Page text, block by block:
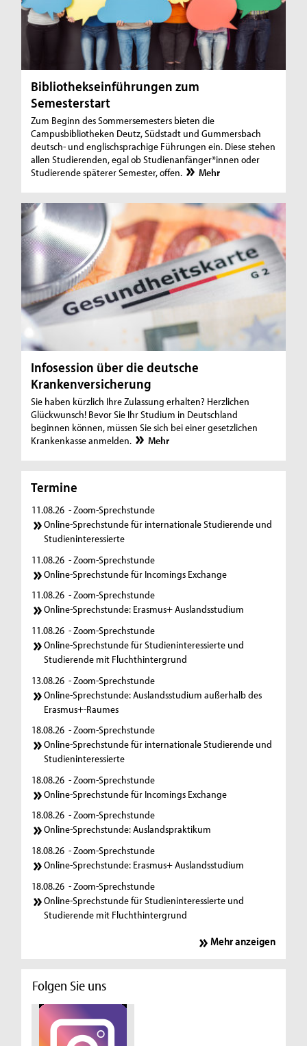
Bibliothekseinführungen zum
Semesterstart
Zum Beginn des Sommersemesters bieten die
Campusbibliotheken Deutz, Südstadt und Gummersbach
deutsch- und englischsprachige Führungen ein. Diese stehen
allen Studierenden, egal ob Studienanfänger*innen oder
Studierende späterer Semester, offen.
Mehr
Infosession über die deutsche
Krankenversicherung
Sie haben kürzlich Ihre Zulassung erhalten? Herzlichen
Glückwunsch! Bevor Sie Ihr Studium in Deutschland
beginnen können, müssen Sie sich bei einer gesetzlichen
Krankenkasse anmelden.
Mehr
Termine
11.08.26 - Zoom-Sprechstunde
Online-Sprechstunde für internationale Studierende und
Studieninteressierte
11.08.26 - Zoom-Sprechstunde
Online-Sprechstunde für Incomings Exchange
11.08.26 - Zoom-Sprechstunde
Online-Sprechstunde: Erasmus+ Auslandsstudium
11.08.26 - Zoom-Sprechstunde
Online-Sprechstunde für Studieninteressierte und
Studierende mit Fluchthintergrund
13.08.26 - Zoom-Sprechstunde
Online-Sprechstunde: Auslandsstudium außerhalb des
Erasmus+-Raumes
18.08.26 - Zoom-Sprechstunde
Online-Sprechstunde für internationale Studierende und
Studieninteressierte
18.08.26 - Zoom-Sprechstunde
Online-Sprechstunde für Incomings Exchange
18.08.26 - Zoom-Sprechstunde
Online-Sprechstunde: Auslandspraktikum
18.08.26 - Zoom-Sprechstunde
Online-Sprechstunde: Erasmus+ Auslandsstudium
18.08.26 - Zoom-Sprechstunde
Online-Sprechstunde für Studieninteressierte und
Studierende mit Fluchthintergrund
Mehr anzeigen
Folgen Sie uns